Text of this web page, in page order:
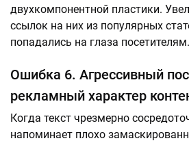
двухкомпонентной пластики.
ссылок на них из популярных
попадались на глаза посетителям.
Ошибка 6. Агрессивный
рекламный характер
Когда текст чрезмерно
напоминает плохо